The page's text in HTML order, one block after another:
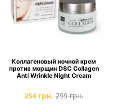
Коллагеновый ночной крем
против морщин DSC Collagen
Anti Wrinkle Night Cream
254 грн. 299 грн.